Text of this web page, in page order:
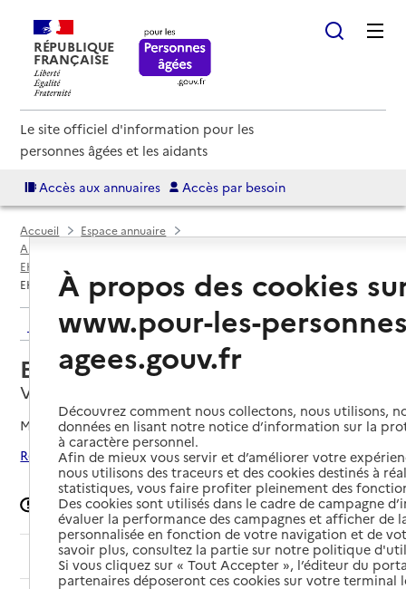
RÉPUBLIQUE
FRANÇAISE
Le site officiel d'information pour les
personnes âgées et les aidants
Accès aux annuaires Accès par besoin
Accueil
Espace annuaire
Annuaire EHPAD et maisons de retraite
EHPAD par département
EHPAD Sainte Catherine
Retour aux résultats de l'annuaire
EHPAD Sainte Catherine
Verdun, MEUSE
Mis à jour le17/02/2025
Rechercher les établissements autour de Verdun
Signaler une erreur
Sommaire
À propos des cookies
www.pour-les-
agees.gouv.fr
Découvrez comment nous collectons, nous utilisons,
données en lisant notre notice d’information sur la
à caractère personnel.
Afin de mieux vous servir et d’améliorer votre
nous utilisons des traceurs et des cookies destinés à
statistiques, vous faire profiter pleinement des
Des cookies sont utilisés dans le cadre de campagne
évaluer la performance des campagnes et afficher de
personnalisée en fonction de votre navigation et de
savoir plus, consultez la partie sur notre politique
Si vous cliquez sur « Tout Accepter », l’éditeur du
partenaires déposeront ces cookies sur votre terminal